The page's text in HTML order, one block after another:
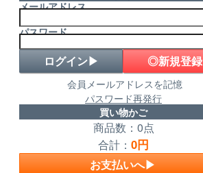
メールアドレス
パスワード
◎新規登録
会員メールアドレスを記憶
パスワード再発行
買い物かご
商品数：0点
合計： 0円
お支払いへ▶